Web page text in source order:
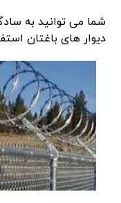
شما می توانید به
دیوار های باغتان